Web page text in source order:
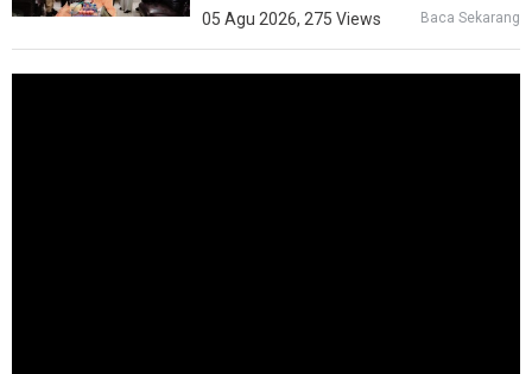
05 Agu 2026, 275 Views Baca Sekarang